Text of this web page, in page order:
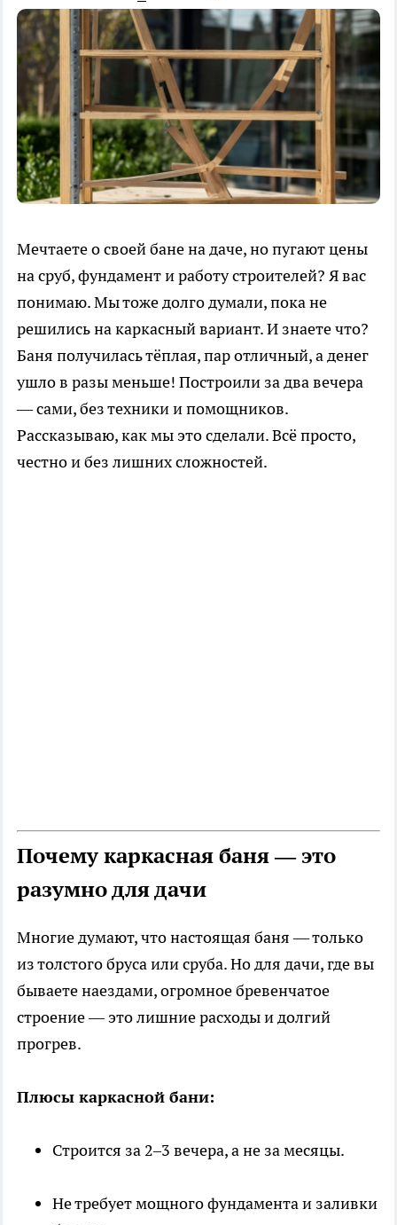
Мечтаете о своей бане на даче, но пугают цены
на сруб, фундамент и работу строителей? Я вас
понимаю. Мы тоже долго думали, пока не
решились на каркасный вариант. И знаете что?
Баня получилась тёплая, пар отличный, а денег
ушло в разы меньше! Построили за два вечера
— сами, без техники и помощников.
Рассказываю, как мы это сделали. Всё просто,
честно и без лишних сложностей.
Почему каркасная баня — это
разумно для дачи
Многие думают, что настоящая баня — только
из толстого бруса или сруба. Но для дачи, где вы
бываете наездами, огромное бревенчатое
строение — это лишние расходы и долгий
прогрев.
Плюсы каркасной бани:
Строится за 2–3 вечера, а не за месяцы.
Не требует мощного фундамента и заливки